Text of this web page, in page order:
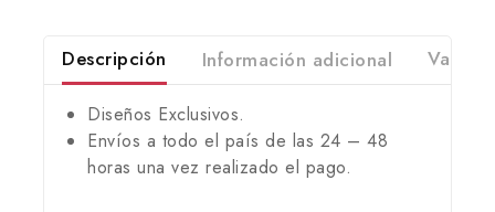
Descripción Información adicional
Diseños Exclusivos.
Envíos a todo el país de las 24 – 48
horas una vez realizado el pago.